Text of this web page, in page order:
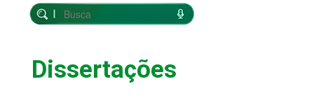
Dissertações